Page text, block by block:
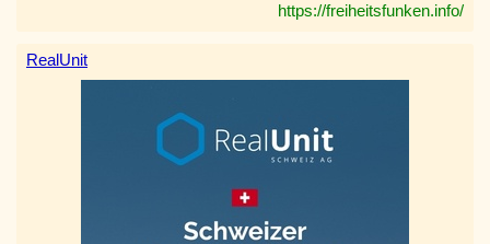
https://freiheitsfunken.info/
RealUnit